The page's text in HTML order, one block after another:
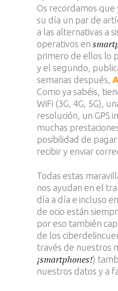
Os recordamos que
su día un par de
a las alternativas a
operativos en
primero de ellos lo
y el segundo,
semanas después,
Como ya sabéis,
WiFi (3G, 4G, 5G),
resolución, un GPS
muchas
posibilidad de
recibir y enviar
Todas estas
nos ayudan en el
día a día e incluso
de ocio están
por eso también
de los
través de nuestros
¡smartphones!)
nuestros datos y a